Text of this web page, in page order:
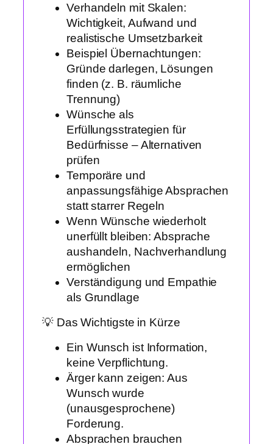
Verhandeln mit Skalen:
Wichtigkeit, Aufwand und
realistische Umsetzbarkeit
Beispiel Übernachtungen:
Gründe darlegen, Lösungen
finden (z. B. räumliche
Trennung)
Wünsche als
Erfüllungsstrategien für
Bedürfnisse – Alternativen
prüfen
Temporäre und
anpassungsfähige Absprachen
statt starrer Regeln
Wenn Wünsche wiederholt
unerfüllt bleiben: Absprache
aushandeln, Nachverhandlung
ermöglichen
Verständigung und Empathie
als Grundlage
💡 Das Wichtigste in Kürze
Ein Wunsch ist Information,
keine Verpflichtung.
Ärger kann zeigen: Aus
Wunsch wurde
(unausgesprochene)
Forderung.
Absprachen brauchen